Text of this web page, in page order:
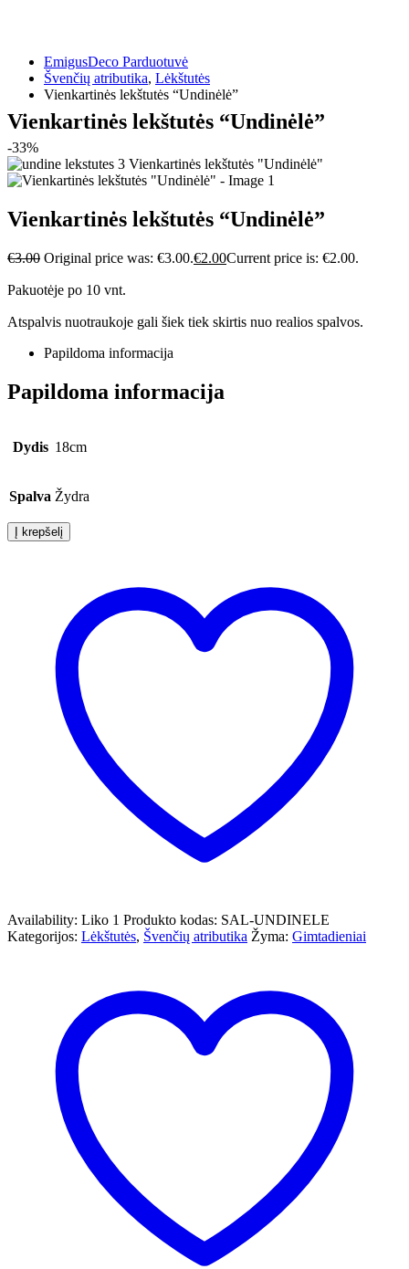
EmigusDeco Parduotuvė
Švenčių atributika, Lėkštutės
Vienkartinės lekštutės “Undinėlė”
Vienkartinės lekštutės “Undinėlė”
-33%
Vienkartinės lekštutės “Undinėlė”
€3.00 Original price was: €3.00.€2.00Current price is: €2.00.
Pakuotėje po 10 vnt.
Atspalvis nuotraukoje gali šiek tiek skirtis nuo realios spalvos.
Papildoma informacija
Papildoma informacija
Dydis 18cm
Spalva Žydra
Į krepšelį
Availability: Liko 1 Produkto kodas: SAL-UNDINELE
Kategorijos: Lėkštutės, Švenčių atributika Žyma: Gimtadieniai